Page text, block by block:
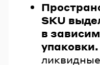
SKU
в
упаковки.